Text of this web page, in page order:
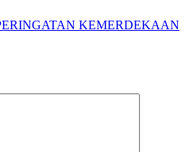
KEMERDEKAAN